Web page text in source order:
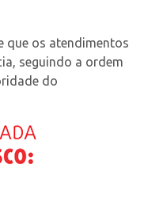
que os atendimentos
seguindo a ordem
do